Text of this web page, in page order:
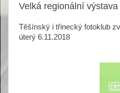
Velká regionální
Těšínský i třinecký fotoklub
úterý 6.11.2018